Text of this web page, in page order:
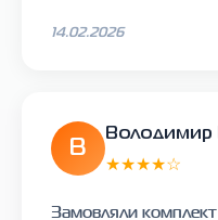
14.02.2026
В
Володимир
★★★★☆
Замовляли комплект